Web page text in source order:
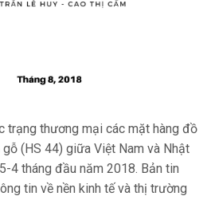
trạng thương mại các mặt hàng đồ
(HS 44) giữa Việt Nam và Nhật
4 tháng đầu năm 2018. Bản tin
tin về nền kinh tế và thị trường